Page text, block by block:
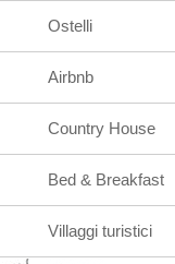
Ostelli
Airbnb
Country House
Bed & Breakfast
Villaggi turistici